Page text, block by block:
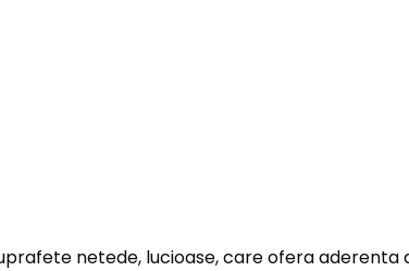
netede, lucioase, care ofera aderenta